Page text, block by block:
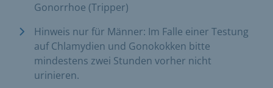
Gonorrhoe (Tripper)
​Hinweis nur für Männer: Im Falle einer Testung
auf Chlamydien und Gonokokken bitte
mindestens zwei Stunden vorher nicht
urinieren.